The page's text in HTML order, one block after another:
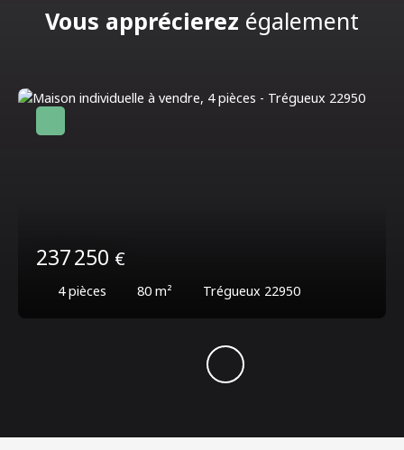
Vous apprécierez également
237 250 €
4pièces 80 m² Trégueux 22950